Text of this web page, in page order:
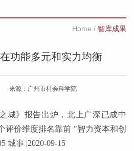
Home / 智库成果
功能多元和实力均衡
源：广州市社会科学院
城》报告出炉，北上广深已成中
评价维度排名靠前 "智力资本和创
城事 |2020-09-15